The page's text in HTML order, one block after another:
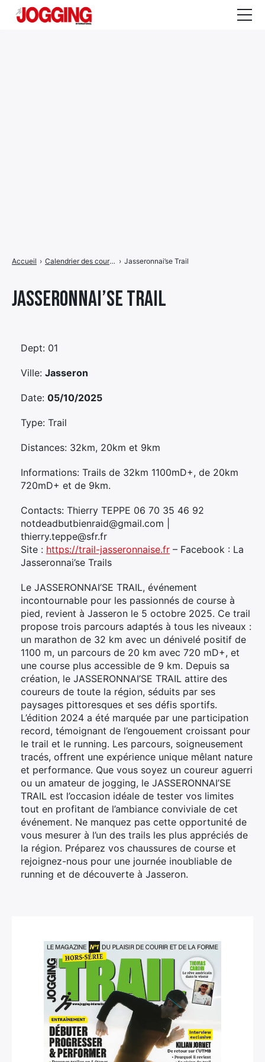
Jasseronnai’se Trail
Accueil › Calendrier des courses › Jasseronnai’se Trail
Dept: 01
Ville: Jasseron
Date: 05/10/2025
Type: Trail
Distances: 32km, 20km et 9km
Informations: Trails de 32km 1100mD+, de 20km
720mD+ et de 9km.
Contacts: Thierry TEPPE 06 70 35 46 92
notdeadbutbienraid@gmail.com |
thierry.teppe@sfr.fr
Site : https://trail-jasseronnaise.fr – Facebook : La
Jasseronnai’se Trails
Le JASSERONNAI’SE TRAIL, événement
incontournable pour les passionnés de course à
pied, revient à Jasseron le 5 octobre 2025. Ce trail
propose trois parcours adaptés à tous les niveaux :
un marathon de 32 km avec un dénivelé positif de
1100 m, un parcours de 20 km avec 720 mD+, et
une course plus accessible de 9 km. Depuis sa
création, le JASSERONNAI’SE TRAIL attire des
coureurs de toute la région, séduits par ses
paysages pittoresques et ses défis sportifs.
L’édition 2024 a été marquée par une participation
record, témoignant de l’engouement croissant pour
le trail et le running. Les parcours, soigneusement
tracés, offrent une expérience unique mêlant nature
et performance. Que vous soyez un coureur aguerri
ou un amateur de jogging, le JASSERONNAI’SE
TRAIL est l’occasion idéale de tester vos limites
tout en profitant de l’ambiance conviviale de cet
événement. Ne manquez pas cette opportunité de
vous mesurer à l’un des trails les plus appréciés de
la région. Préparez vos chaussures de course et
rejoignez-nous pour une journée inoubliable de
running et de découverte à Jasseron.
Élément